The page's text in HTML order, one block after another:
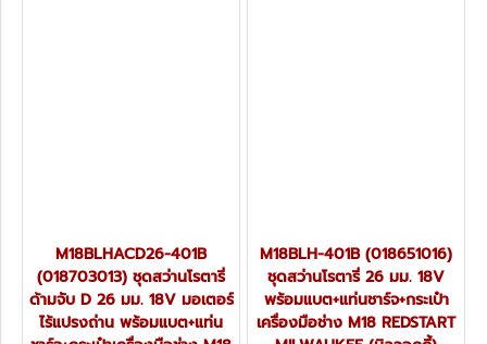
M18BLHACD26-401B
(018703013) ชุดสว่านโรตารี่
ด้ามจับ D 26 มม. 18V มอเตอร์
ไร้แปรงถ่าน พร้อมแบต+แท่น
M18BLH-401B (018651016)
ชุดสว่านโรตารี่ 26 มม. 18V
พร้อมแบต+แท่นชาร์จ+กระเป๋า
เครื่องมือช่าง M18 REDSTART